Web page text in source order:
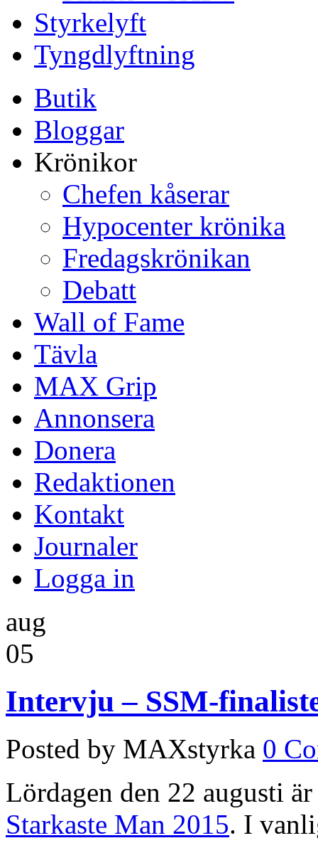
Styrkelyft
Tyngdlyftning
Butik
Bloggar
Krönikor
Chefen kåserar
Hypocenter krönika
Fredagskrönikan
Debatt
Wall of Fame
Tävla
MAX Grip
Annonsera
Donera
Redaktionen
Kontakt
Journaler
Logga in
aug
05
Intervju – SSM-
Posted by MAXstyrka 0
Lördagen den 22 augusti
Starkaste Man 2015. I